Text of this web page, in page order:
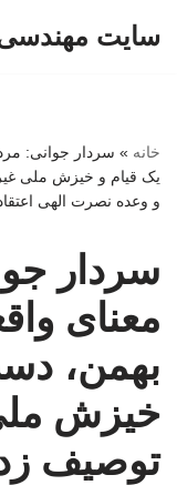
سایت مهندسی
خانه »
یک قیام و خیزش ملی
و وعده نصرت الهی اعتقاد
سردار
بهمن،
خیزش
توصیف